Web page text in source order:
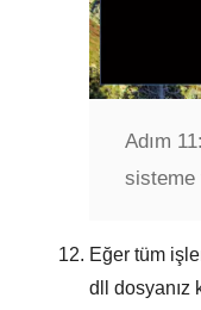
Adım 11:
sisteme
Eğer tüm
dll dosyanız